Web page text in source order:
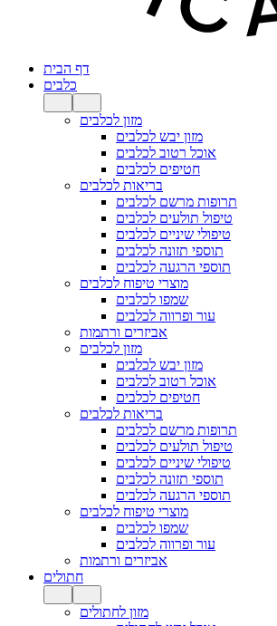
דף הבית
כלבים
מזון לכלבים
מזון יבש לכלבים
אוכל רטוב לכלבים
חטיפים לכלבים
בריאות לכלבים
תרופות מרשם לכלבים
טיפול תולעים לכלבים
טיפולי שיניים לכלבים
תוספי תזונה לכלבים
תוספי הרגעה לכלבים
מוצרי טיפוח לכלבים
שמפו לכלבים
עור ופרווה לכלבים
אביזרים ורתמות
מזון לכלבים
מזון יבש לכלבים
אוכל רטוב לכלבים
חטיפים לכלבים
בריאות לכלבים
תרופות מרשם לכלבים
טיפול תולעים לכלבים
טיפולי שיניים לכלבים
תוספי תזונה לכלבים
תוספי הרגעה לכלבים
מוצרי טיפוח לכלבים
שמפו לכלבים
עור ופרווה לכלבים
אביזרים ורתמות
חתולים
מזון לחתולים